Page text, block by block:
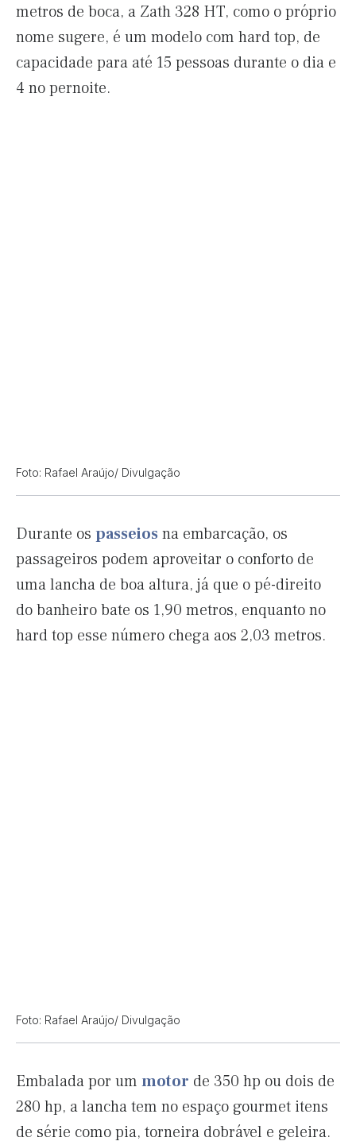
metros de boca, a Zath 328 HT, como o próprio
nome sugere, é um modelo com hard top, de
capacidade para até 15 pessoas durante o dia e
4 no pernoite.
Foto: Rafael Araújo/ Divulgação
Durante os passeios na embarcação, os
passageiros podem aproveitar o conforto de
uma lancha de boa altura, já que o pé-direito
do banheiro bate os 1,90 metros, enquanto no
hard top esse número chega aos 2,03 metros.
Foto: Rafael Araújo/ Divulgação
Embalada por um motor de 350 hp ou dois de
280 hp, a lancha tem no espaço gourmet itens
de série como pia, torneira dobrável e geleira.